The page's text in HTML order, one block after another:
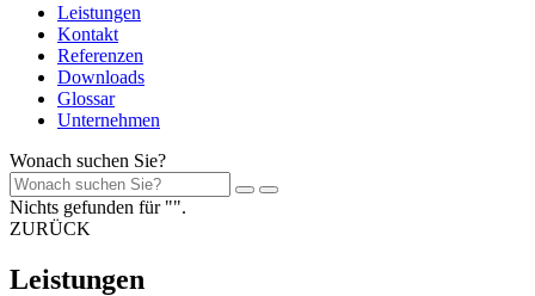
Leistungen
Kontakt
Referenzen
Downloads
Glossar
Unternehmen
Wonach suchen Sie?
Nichts gefunden für "".
ZURÜCK
Leistungen